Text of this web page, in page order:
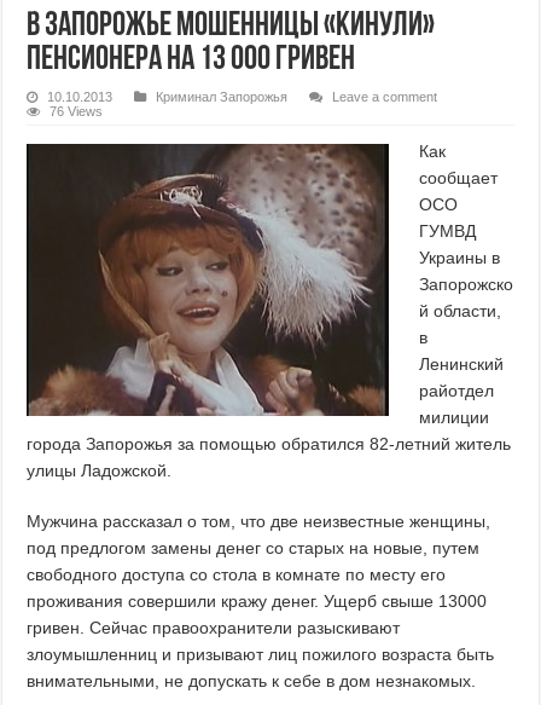
В Запорожье мошенницы «кинули»
пенсионера на 13 000 гривен
10.10.2013 Криминал Запорожья
Leave a comment
76 Views
Как
сообщает
ОСО
ГУМВД
Украины в
Запорожско
й области,
в
Ленинский
райотдел
милиции
города Запорожья за помощью обратился 82-летний житель
улицы Ладожской.
Мужчина рассказал о том, что две неизвестные женщины,
под предлогом замены денег со старых на новые, путем
свободного доступа со стола в комнате по месту его
проживания совершили кражу денег. Ущерб свыше 13000
гривен. Сейчас правоохранители разыскивают
злоумышленниц и призывают лиц пожилого возраста быть
внимательными, не допускать к себе в дом незнакомых.